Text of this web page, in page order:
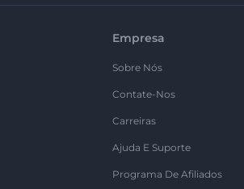
Empresa
Sobre Nós
Contate-Nos
Carreiras
Ajuda E Suporte
Programa De Afiliados